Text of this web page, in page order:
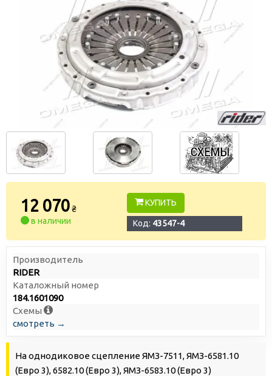
12 070₴
в наличии
КУПИТЬ
Код: 43547-4
Производитель
RIDER
Каталожный номер
184.1601090
Схемы
смотреть →
На однодиковое сцепление ЯМЗ-7511, ЯМЗ-6581.10
(Евро 3), 6582.10 (Евро 3), ЯМЗ-6583.10 (Евро 3)